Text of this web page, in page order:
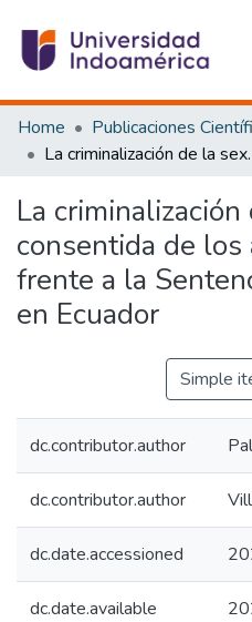
Communities & Collections
All of DSpace
Estadísticas Externas
Home Publicaciones
La criminalización de la
La
consentida de los
frente a la
en Ecuador
Simple
dc.contributor.author
dc.contributor.author
dc.date.accessioned
dc.date.available